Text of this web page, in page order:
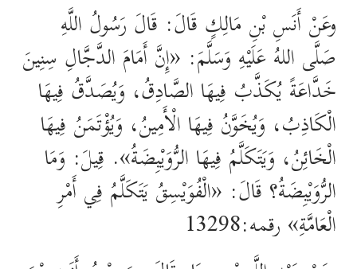
وعَنْ أَنَسِ بْنِ مَالِكٍ قَالَ: قَالَ رَسُولُ اللَّهِ
صَلَّى اللهُ عَلَيْهِ وَسَلَّمَ: «إِنَّ أَمَامَ الدَّجَّالِ سِنِينَ
خَدَّاعَةً يُكَذَّبُ فِيهَا الصَّادِقُ، وَيُصَدَّقُ فِيهَا
الْكَاذِبُ، وَيُخَوَّنُ فِيهَا الْأَمِينُ، وَيُؤْتَمَنُ فِيهَا
الْخَائِنُ، وَيَتَكَلَّمُ فِيهَا الرُّوَيْبِضَةُ». قِيلَ: وَمَا
الرُّوَيْبِضَةُ؟ قَالَ: «الْفُوَيْسِقُ يَتَكَلَّمُ فِي أَمْرِ
الْعَامَّةِ» رقمه:13298